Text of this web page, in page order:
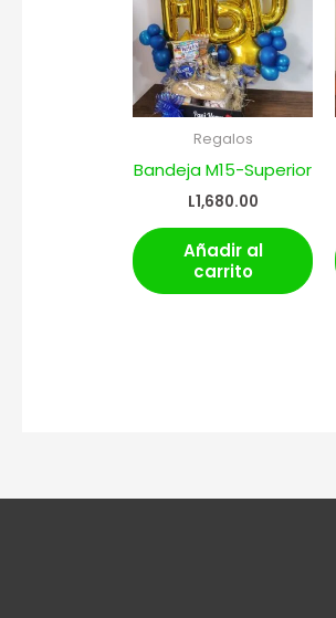
Regalos
Bandeja M15-Superior
L1,680.00
Añadir al
carrito